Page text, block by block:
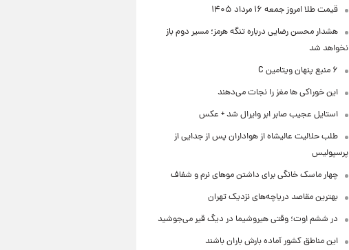
قیمت طلا امروز جمعه ۱۶ مرداد ۱۴۰۵
هشدار محسن رضایی درباره تنگه هرمز؛ مسیر دوم باز
نخواهد شد
۶ منبع پنهان ویتامین C
این خوراکی ها مغز را نجات می‌دهند
استایل عجیب صابر ابر وایرال شد + عکس
طلب حلالیت عالیشاه از هواداران پس از جدایی از
پرسپولیس
چهار ماسک خانگی برای داشتن موهای نرم و شفاف
بهترین مقاصد دریاچه‌های نزدیک تهران
در ششم اوت؛ وقتی هیروشیما در دیگ قیر می‌جوشید
این مناطق کشور آماده بارش باران باشند